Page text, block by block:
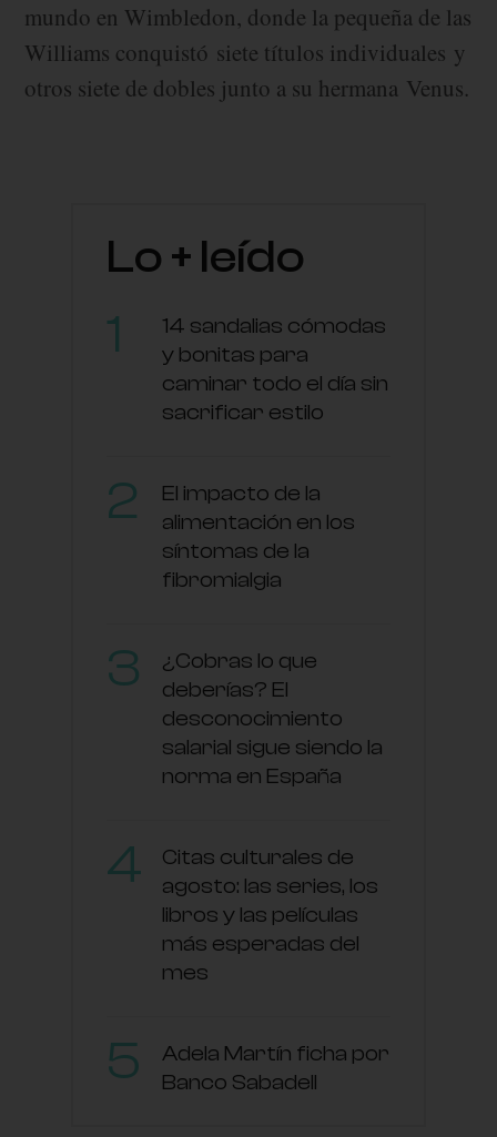
mundo en Wimbledon, donde la pequeña de las
Williams conquistó siete títulos individuales y
otros siete de dobles junto a su hermana Venus.
Lo + leído
14 sandalias cómodas
y bonitas para
caminar todo el día sin
sacrificar estilo
El impacto de la
alimentación en los
síntomas de la
fibromialgia
¿Cobras lo que
deberías? El
desconocimiento
salarial sigue siendo la
norma en España
Citas culturales de
agosto: las series, los
libros y las películas
más esperadas del
mes
Adela Martín ficha por
Banco Sabadell